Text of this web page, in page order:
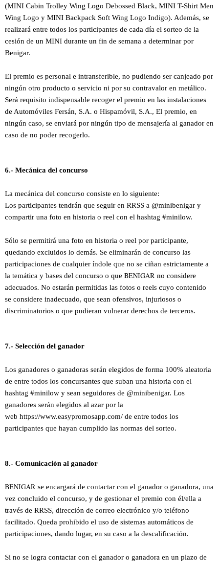
(MINI Cabin Trolley Wing Logo Debossed Black, MINI T-Shirt Men
Wing Logo y MINI Backpack Soft Wing Logo Indigo). Además, se
realizará entre todos los participantes de cada día el sorteo de la
cesión de un MINI durante un fin de semana a determinar por
Benigar.
El premio es personal e intransferible, no pudiendo ser canjeado por
ningún otro producto o servicio ni por su contravalor en metálico.
Será requisito indispensable recoger el premio en las instalaciones
de Automóviles Fersán, S.A. o Hispamóvil, S.A., El premio, en
ningún caso, se enviará por ningún tipo de mensajería al ganador en
caso de no poder recogerlo.
6.- Mecánica del concurso
La mecánica del concurso consiste en lo siguiente:
Los participantes tendrán que seguir en RRSS a @minibenigar y
compartir una foto en historia o reel con el hashtag #minilow.
Sólo se permitirá una foto en historia o reel por participante,
quedando excluidos lo demás. Se eliminarán de concurso las
participaciones de cualquier índole que no se ciñan estrictamente a
la temática y bases del concurso o que BENIGAR no considere
adecuados. No estarán permitidas las fotos o reels cuyo contenido
se considere inadecuado, que sean ofensivos, injuriosos o
discriminatorios o que pudieran vulnerar derechos de terceros.
7.- Selección del ganador
Los ganadores o ganadoras serán elegidos de forma 100% aleatoria
de entre todos los concursantes que suban una historia con el
hashtag #minilow y sean seguidores de @minibenigar. Los
ganadores serán elegidos al azar por la
web https://www.easypromosapp.com/ de entre todos los
participantes que hayan cumplido las normas del sorteo.
8.- Comunicación al ganador
BENIGAR se encargará de contactar con el ganador o ganadora, una
vez concluido el concurso, y de gestionar el premio con él/ella a
través de RRSS, dirección de correo electrónico y/o teléfono
facilitado. Queda prohibido el uso de sistemas automáticos de
participaciones, dando lugar, en su caso a la descalificación.
Si no se logra contactar con el ganador o ganadora en un plazo de